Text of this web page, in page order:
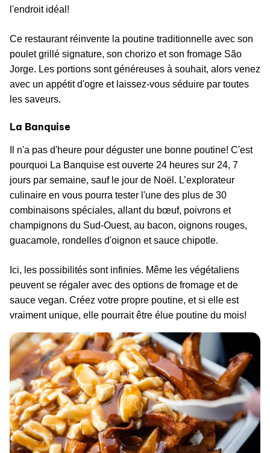
l'endroit idéal!
Ce restaurant réinvente la poutine traditionnelle avec son
poulet grillé signature, son chorizo et son fromage São
Jorge. Les portions sont généreuses à souhait, alors venez
avec un appétit d'ogre et laissez-vous séduire par toutes
les saveurs.
La Banquise
Il n'a pas d'heure pour déguster une bonne poutine! C'est
pourquoi La Banquise est ouverte 24 heures sur 24, 7
jours par semaine, sauf le jour de Noël. L’explorateur
culinaire en vous pourra tester l'une des plus de 30
combinaisons spéciales, allant du bœuf, poivrons et
champignons du Sud-Ouest, au bacon, oignons rouges,
guacamole, rondelles d'oignon et sauce chipotle.
Ici, les possibilités sont infinies. Même les végétaliens
peuvent se régaler avec des options de fromage et de
sauce vegan. Créez votre propre poutine, et si elle est
vraiment unique, elle pourrait être élue poutine du mois!